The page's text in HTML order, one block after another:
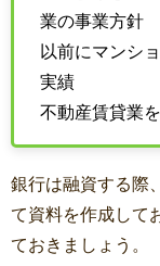
業の事業方針
以前にマンシ
実績
不動産賃貸業
銀行は融資する際
て資料を作成して
ておきましょう。